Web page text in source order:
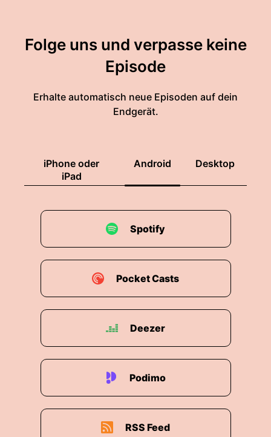
Folge uns und verpasse keine
Episode
Erhalte automatisch neue Episoden auf dein
Endgerät.
iPhone oder
iPad
Android Desktop
Spotify
Pocket Casts
Deezer
Podimo
RSS Feed